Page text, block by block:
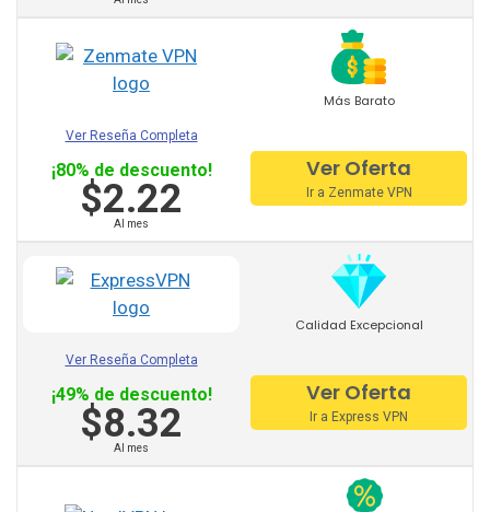
fuera de España
Échale un vistazo a las reviews que hemos hecho de
Proveedores Premium:
Ipvanish
ExpressVPN
Windscribe
Cyberghost
Avast vpn
Más Barato
Ver Reseña Completa
¡80% de descuento!
$2.22
Al mes
Ver Oferta
Ir a Zenmate VPN
Calidad Excepcional
Ver Reseña Completa
¡49% de descuento!
$8.32
Al mes
Ver Oferta
Ir a Express VPN